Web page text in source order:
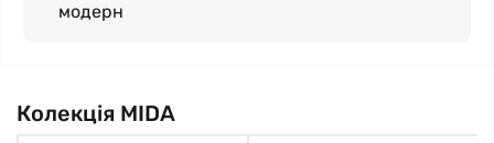
модерн
Колекція MIDA